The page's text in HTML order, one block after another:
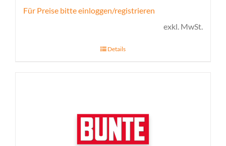
Für Preise bitte einloggen/registrieren
exkl. MwSt.
Details